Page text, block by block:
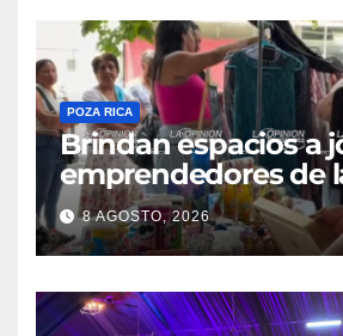
POZA RICA
Brindan espacios a
emprendedores de
8 AGOSTO, 2026